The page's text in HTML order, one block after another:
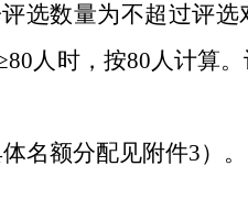
选数量为不超过评选
人时，按80人计算
名额分配见附件3）。